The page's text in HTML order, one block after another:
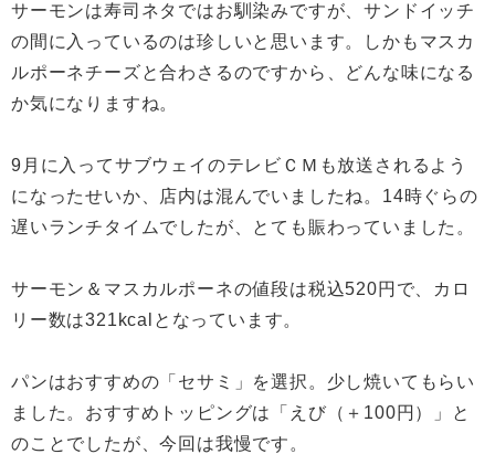
サーモンは寿司ネタではお馴染みですが、サンドイッチ
の間に入っているのは珍しいと思います。しかもマスカ
ルポーネチーズと合わさるのですから、どんな味になる
か気になりますね。
9月に入ってサブウェイのテレビＣＭも放送されるよう
になったせいか、店内は混んでいましたね。14時ぐらの
遅いランチタイムでしたが、とても賑わっていました。
サーモン＆マスカルポーネの値段は税込520円で、カロ
リー数は321kcalとなっています。
パンはおすすめの「セサミ」を選択。少し焼いてもらい
ました。おすすめトッピングは「えび（＋100円）」と
のことでしたが、今回は我慢です。